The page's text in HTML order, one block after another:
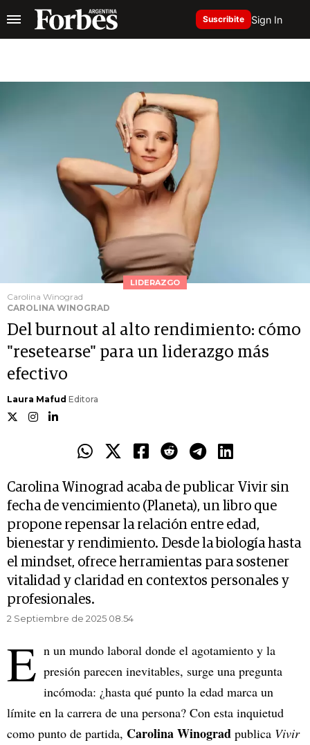
Suscribite Sign In
LIDERAZGO
Carolina Winograd
CAROLINA WINOGRAD
Del burnout al alto rendimiento: cómo
"resetearse" para un liderazgo más
efectivo
Laura Mafud Editora
Carolina Winograd acaba de publicar Vivir sin
fecha de vencimiento (Planeta), un libro que
propone repensar la relación entre edad,
bienestar y rendimiento. Desde la biología hasta
el mindset, ofrece herramientas para sostener
vitalidad y claridad en contextos personales y
profesionales.
2 Septiembre de 2025 08.54
E n un mundo laboral donde el agotamiento y la
presión parecen inevitables, surge una pregunta
incómoda: ¿hasta qué punto la edad marca un
límite en la carrera de una persona? Con esta inquietud
como punto de partida, Carolina Winograd publica Vivir